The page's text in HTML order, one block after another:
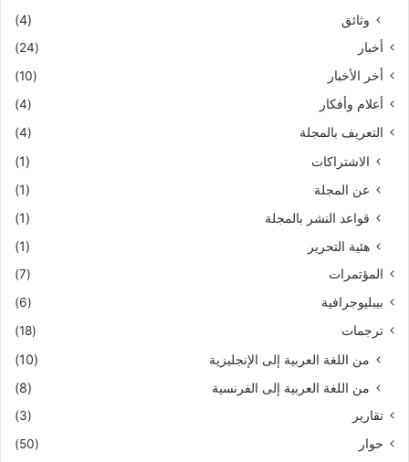
وثائق
(4)
أخبار
(24)
أخر الأخبار
(10)
أعلام وأفكار
(4)
التعريف بالمجلة
(4)
الاشتراكات
(1)
عن المجلة
(1)
قواعد النشر بالمجلة
(1)
هئية التحرير
(1)
المؤتمرات
(7)
بيبليوجرافية
(6)
ترجمات
(18)
من اللغة العربية إلى الإنجليزية
(10)
من اللغة العربية إلى الفرنسية
(8)
تقارير
(3)
حوار
(50)